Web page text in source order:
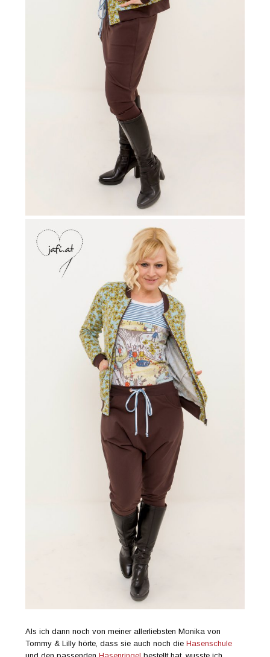
Als ich dann noch von meiner allerliebsten Monika von
Tommy & Lilly hörte, dass sie auch noch dieHasenschule